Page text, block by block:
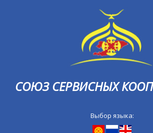
СОЮЗ СЕРВИСНЫХ
Выбор языка: